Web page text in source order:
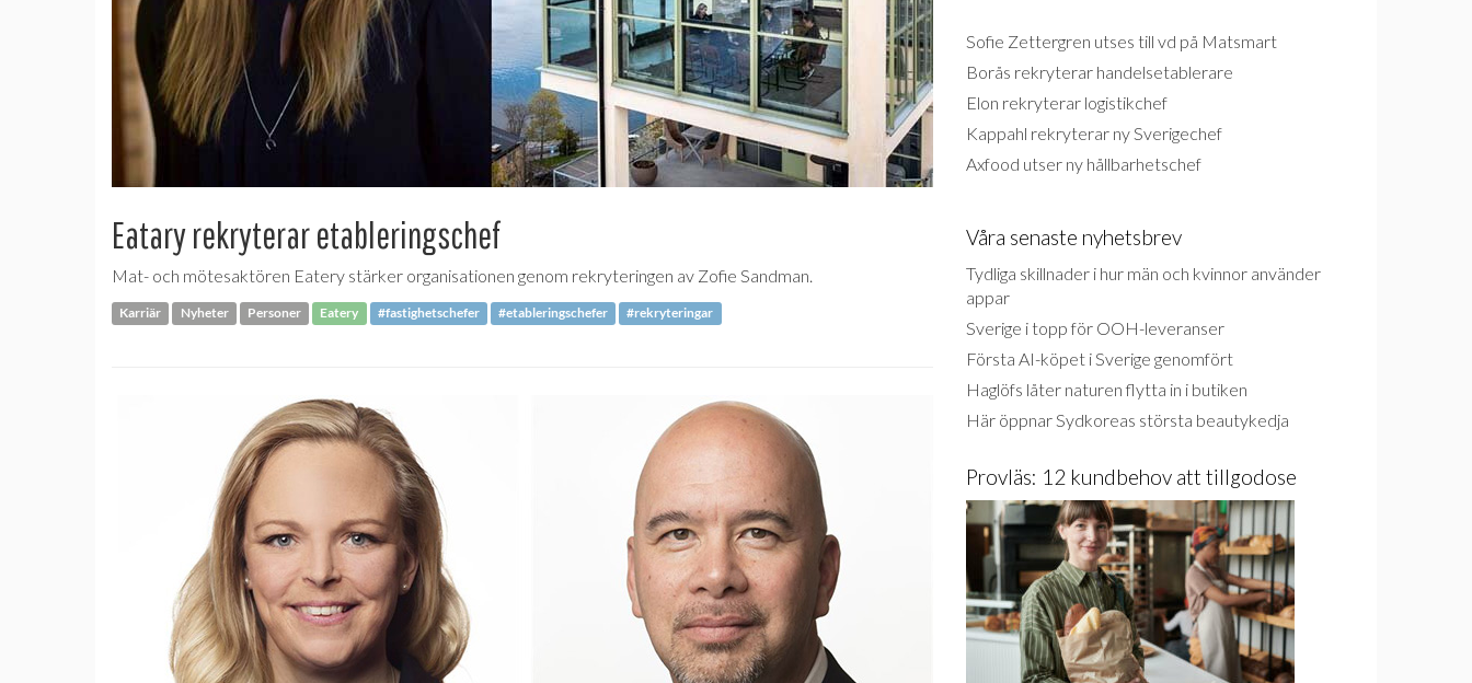
Eatary rekryterar etableringschef
Mat- och mötesaktören Eatery stärker organisationen genom rekryteringen av Zofie Sandman.
Karriär Nyheter Personer Eatery #fastighetschefer #etableringschefer #rekryteringar
Sofie Zettergren utses till vd på Matsmart
Borås rekryterar handelsetablerare
Elon rekryterar logistikchef
Kappahl rekryterar ny Sverigechef
Axfood utser ny hållbarhetschef
Våra senaste nyhetsbrev
Tydliga skillnader i hur män och kvinnor använder
appar
Sverige i topp för OOH-leveranser
Första AI-köpet i Sverige genomfört
Haglöfs låter naturen flytta in i butiken
Här öppnar Sydkoreas största beautykedja
Provläs: 12 kundbehov att tillgodose